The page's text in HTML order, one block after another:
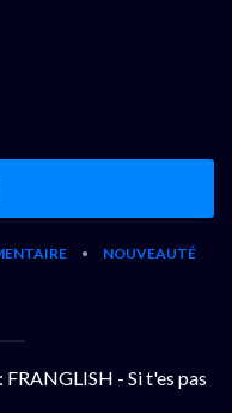
•
NOUVEAUTÉ
- Si t'es pas